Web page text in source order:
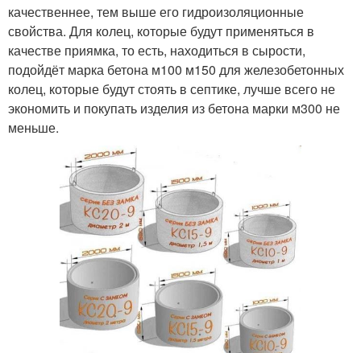
качественнее, тем выше его гидроизоляционные
свойства. Для колец, которые будут применяться в
качестве приямка, то есть, находиться в сырости,
подойдёт марка бетона м100 м150 для железобетонных
колец, которые будут стоять в септике, лучше всего не
экономить и покупать изделия из бетона марки м300 не
меньше.